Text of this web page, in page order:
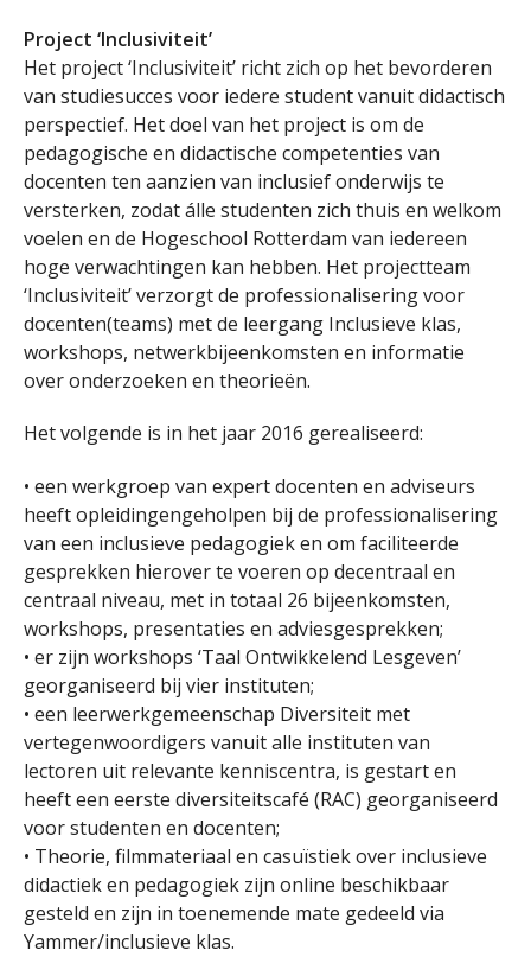
Project ‘Inclusiviteit’
Het project ‘Inclusiviteit’ richt zich op het bevorderen
van studiesucces voor iedere student vanuit didactisch
perspectief. Het doel van het project is om de
pedagogische en didactische competenties van
docenten ten aanzien van inclusief onderwijs te
versterken, zodat álle studenten zich thuis en welkom
voelen en de Hogeschool Rotterdam van iedereen
hoge verwachtingen kan hebben. Het projectteam
‘Inclusiviteit’ verzorgt de professionalisering voor
docenten(teams) met de leergang Inclusieve klas,
workshops, netwerkbijeenkomsten en informatie
over onderzoeken en theorieën.
Het volgende is in het jaar 2016 gerealiseerd:
• een werkgroep van expert docenten en adviseurs
heeft opleidingengeholpen bij de professionalisering
van een inclusieve pedagogiek en om faciliteerde
gesprekken hierover te voeren op decentraal en
centraal niveau, met in totaal 26 bijeenkomsten,
workshops, presentaties en adviesgesprekken;
• er zijn workshops ‘Taal Ontwikkelend Lesgeven’
georganiseerd bij vier instituten;
• een leerwerkgemeenschap Diversiteit met
vertegenwoordigers vanuit alle instituten van
lectoren uit relevante kenniscentra, is gestart en
heeft een eerste diversiteitscafé (RAC) georganiseerd
voor studenten en docenten;
• Theorie, filmmateriaal en casuïstiek over inclusieve
didactiek en pedagogiek zijn online beschikbaar
gesteld en zijn in toenemende mate gedeeld via
Yammer/inclusieve klas.